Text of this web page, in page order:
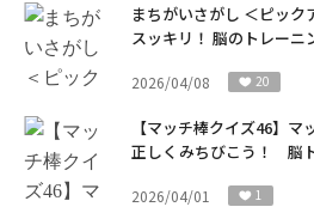
まちがいさがし ＜ピック
スッキリ！ 脳のトレーニ
2026/04/08 20
【マッチ棒クイズ46】
正しくみちびこう！ 脳
2026/04/01 1